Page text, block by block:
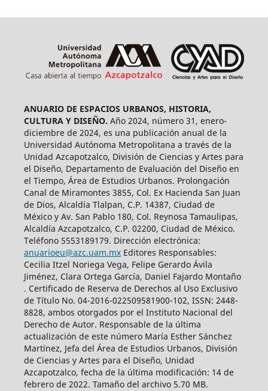
ANUARIO DE ESPACIOS URBANOS, HISTORIA,
CULTURA Y DISEÑO. Año 2024, número 31, enero-
diciembre de 2024, es una publicación anual de la
Universidad Autónoma Metropolitana a través de la
Unidad Azcapotzalco, División de Ciencias y Artes para
el Diseño, Departamento de Evaluación del Diseño en
el Tiempo, Área de Estudios Urbanos. Prolongación
Canal de Miramontes 3855, Col. Ex Hacienda San Juan
de Dios, Alcaldía Tlalpan, C.P. 14387, Ciudad de
México y Av. San Pablo 180, Col. Reynosa Tamaulipas,
Alcaldía Azcapotzalco, C.P. 02200, Ciudad de México.
Teléfono 5553189179. Dirección electrónica:
anuarioeu@azc.uam.mxEditores Responsables:
Cecilia Itzel Noriega Vega, Felipe Gerardo Ávila
Jiménez, Clara Ortega García, Daniel Fajardo Montaño
. Certificado de Reserva de Derechos al Uso Exclusivo
de Título No. 04-2016-022509581900-102, ISSN: 2448-
8828, ambos otorgados por el Instituto Nacional del
Derecho de Autor. Responsable de la última
actualización de este número María Esther Sánchez
Martínez, Jefa del Área de Estudios Urbanos, División
de Ciencias y Artes para el Diseño, Unidad
Azcapotzalco, fecha de la última modificación: 14 de
febrero de 2022. Tamaño del archivo 5.70 MB.